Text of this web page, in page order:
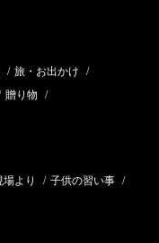
/ 旅・お出かけ /
贈り物 /
より / 子供の習い事 /